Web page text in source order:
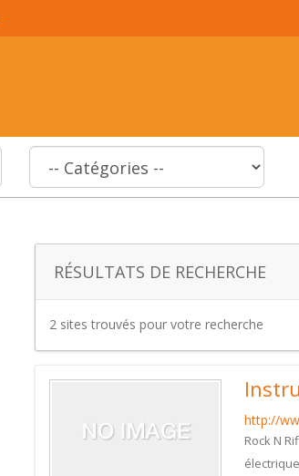
RÉSULTATS DE RECHERCHE
2 sites trouvés pour votre recherche
http://
Rock N